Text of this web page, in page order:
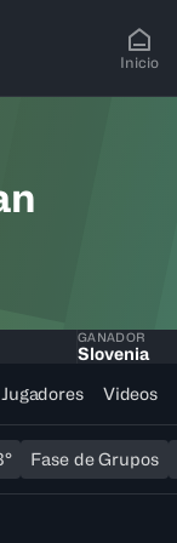
Inicio
GANADOR
Slovenia
Jugadores
Videos
Fase de Grupos